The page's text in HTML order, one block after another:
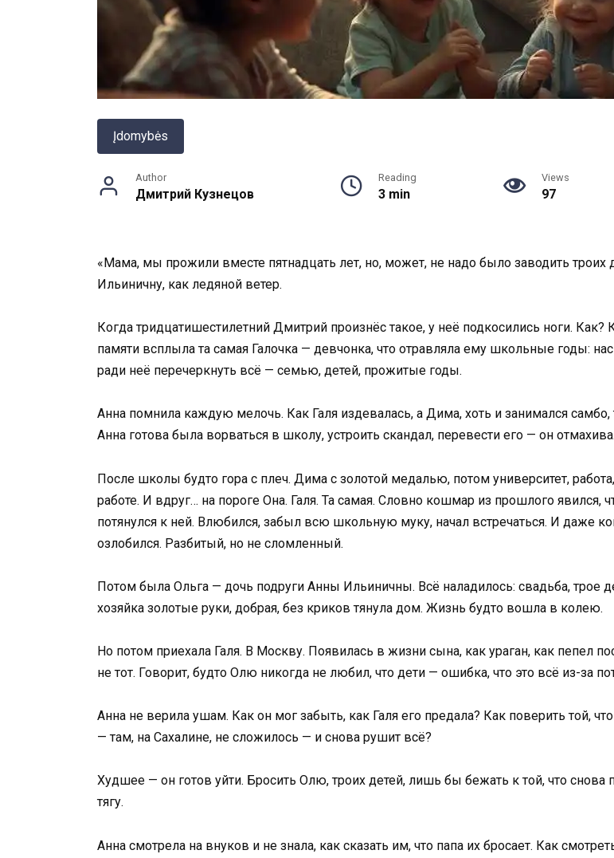
Įdomybės
Author
Дмитрий Кузнецов
Reading
3 min
Views
97
«Мама, мы прожили вместе пятнадцать лет, но, может, не надо было заводить
Ильиничну, как ледяной ветер.
Когда тридцатишестилетний Дмитрий произнёс такое, у неё подкосились ноги.
памяти всплыла та самая Галочка — девчонка, что отравляла ему школьные годы:
ради неё перечеркнуть всё — семью, детей, прожитые годы.
Анна помнила каждую мелочь. Как Галя издевалась, а Дима, хоть и занимался
Анна готова была ворваться в школу, устроить скандал, перевести его — он
После школы будто гора с плеч. Дима с золотой медалью, потом университет,
работе. И вдруг… на пороге Она. Галя. Та самая. Словно кошмар из прошлого
потянулся к ней. Влюбился, забыл всю школьную муку, начал встречаться. И даже
озлобился. Разбитый, но не сломленный.
Потом была Ольга — дочь подруги Анны Ильиничны. Всё наладилось: свадьба, трое
хозяйка золотые руки, добрая, без криков тянула дом. Жизнь будто вошла в колею.
Но потом приехала Галя. В Москву. Появилась в жизни сына, как ураган, как пепел
не тот. Говорит, будто Олю никогда не любил, что дети — ошибка, что это всё из-за
Анна не верила ушам. Как он мог забыть, как Галя его предала? Как поверить той,
— там, на Сахалине, не сложилось — и снова рушит всё?
Худшее — он готов уйти. Бросить Олю, троих детей, лишь бы бежать к той, что
тягу.
Анна смотрела на внуков и не знала, как сказать им, что папа их бросает. Как